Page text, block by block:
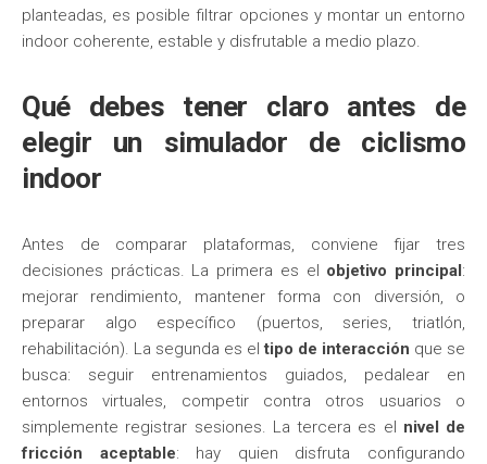
planteadas, es posible filtrar opciones y montar un entorno
indoor coherente, estable y disfrutable a medio plazo.
Qué debes tener claro antes de
elegir un simulador de ciclismo
indoor
Antes de comparar plataformas, conviene fijar tres
decisiones prácticas. La primera es el objetivo principal:
mejorar rendimiento, mantener forma con diversión, o
preparar algo específico (puertos, series, triatlón,
rehabilitación). La segunda es eltipo de interacción que se
busca: seguir entrenamientos guiados, pedalear en
entornos virtuales, competir contra otros usuarios o
simplemente registrar sesiones. La tercera es el nivel de
fricción aceptable: hay quien disfruta configurando